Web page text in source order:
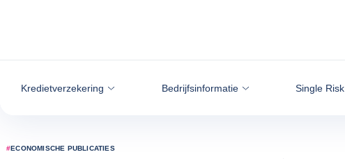
Kredietverzekering Bedrijfsinformatie Single Risk
#ECONOMISCHE PUBLICATIES